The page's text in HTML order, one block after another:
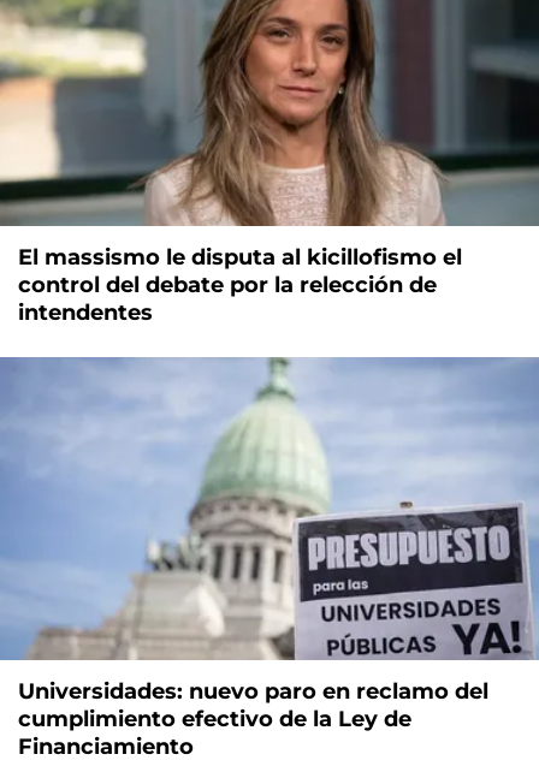
El massismo le disputa al kicillofismo el
control del debate por la relección de
intendentes
Universidades: nuevo paro en reclamo del
cumplimiento efectivo de la Ley de
Financiamiento